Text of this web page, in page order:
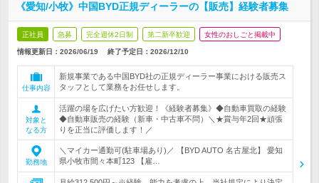
《愛知/小牧》中国BYD正規ディーラーの【販売】経験者募集
正社員 急募 完全週休2日制 第二新卒歓迎 女性のおしごと掲載中
情報更新日：2026/06/19 終了予定日： 2026/12/10
仕事内容
新規事業である中国BYD社の正規ディーラー事業における販売ス
タッフとして業務をお任せします。
対象と
なる方
活躍の場を広げたい方歓迎！《経験者募集》◆自動車買取の経験
◆自動車販売の経験（新車・中古車不問）＼★賞与年2回★頑張
りを正当に評価します！／
勤務地
＼マイカー通勤可(駐車場あり)／ 【BYD AUTO 名古屋北】 愛知
県小牧市間々本町123 【雇…